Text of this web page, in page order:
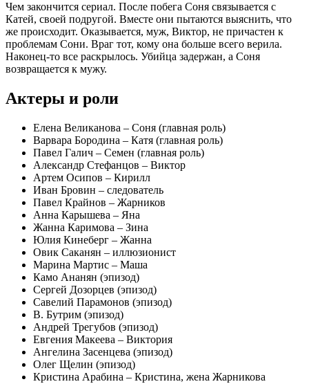
Чем закончится сериал. После побега Соня связывается с
Катей, своей подругой. Вместе они пытаются выяснить, что
же происходит. Оказывается, муж, Виктор, не причастен к
проблемам Сони. Враг тот, кому она больше всего верила.
Наконец-то все раскрылось. Убийца задержан, а Соня
возвращается к мужу.
Актеры и роли
Елена Великанова – Соня (главная роль)
Варвара Бородина – Катя (главная роль)
Павел Галич – Семен (главная роль)
Александр Стефанцов – Виктор
Артем Осипов – Кирилл
Иван Бровин – следователь
Павел Крайнов – Жарников
Анна Карышева – Яна
Жанна Каримова – Зина
Юлия Кинеберг – Жанна
Овик Саканян – иллюзионист
Марина Мартис – Маша
Камо Ананян (эпизод)
Сергей Дозорцев (эпизод)
Савелий Парамонов (эпизод)
В. Бутрим (эпизод)
Андрей Трегубов (эпизод)
Евгения Макеева – Виктория
Ангелина Засенцева (эпизод)
Олег Щелин (эпизод)
Кристина Арабина – Кристина, жена Жарникова